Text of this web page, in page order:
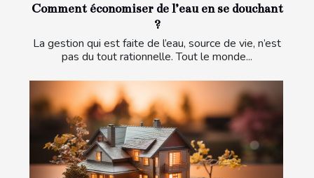
Comment économiser de l’eau en se douchant
?
La gestion qui est faite de l’eau, source de vie, n’est
pas du tout rationnelle. Tout le monde...